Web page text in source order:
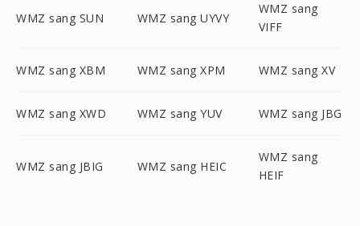
WMZ sang SUN WMZ sang UYVY
WMZ sang
VIFF
WMZ sang XBM WMZ sang XPM WMZ sang XV
WMZ sang XWD WMZ sang YUV WMZ sang JBG
WMZ sang JBIG WMZ sang HEIC
WMZ sang
HEIF